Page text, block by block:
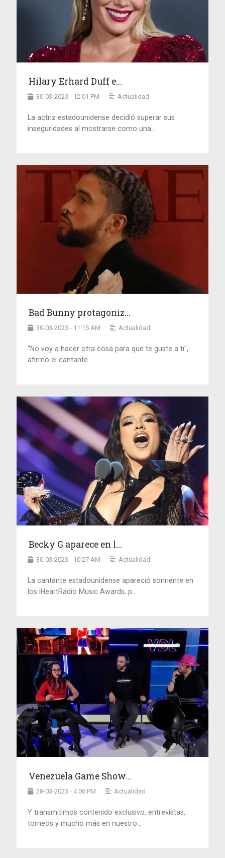
Hilary Erhard Duff e...
30-03-2023 - 12:01 PM Actualidad
La actriz estadounidense decidió superar sus
inseguridades al mostrarse como una...
Bad Bunny protagoniz...
30-03-2023 - 11:15 AM Actualidad
“No voy a hacer otra cosa para que te guste a ti",
afirmó el cantante.
Becky G aparece en l...
30-03-2023 - 10:27 AM Actualidad
La cantante estadounidense apareció sonriente en
los iHeartRadio Music Awards, p...
Venezuela Game Show...
28-03-2023 - 4:06 PM Actualidad
Y transmitimos contenido exclusivo, entrevistas,
torneos y mucho más en nuestro...